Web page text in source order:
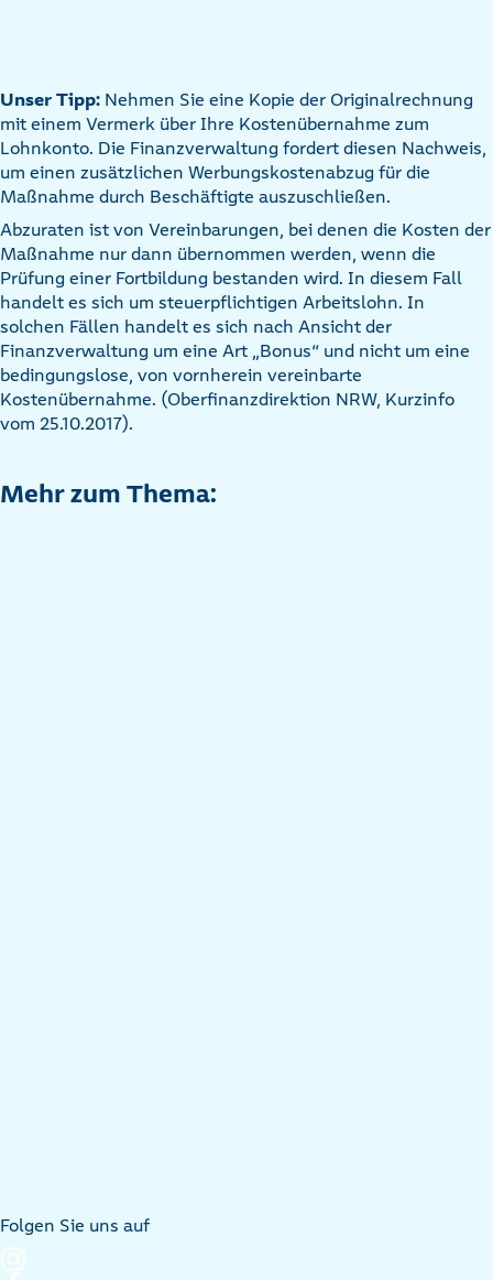
Unser Tipp: Nehmen Sie eine Kopie der Originalrechnung
mit einem Vermerk über Ihre Kostenübernahme zum
Lohnkonto. Die Finanzverwaltung fordert diesen Nachweis,
um einen zusätzlichen Werbungskostenabzug für die
Maßnahme durch Beschäftigte auszuschließen.
Abzuraten ist von Vereinbarungen, bei denen die Kosten der
Maßnahme nur dann übernommen werden, wenn die
Prüfung einer Fortbildung bestanden wird. In diesem Fall
handelt es sich um steuerpflichtigen Arbeitslohn. In
solchen Fällen handelt es sich nach Ansicht der
Finanzverwaltung um eine Art „Bonus“ und nicht um eine
bedingungslose, von vornherein vereinbarte
Kostenübernahme. (Oberfinanzdirektion NRW, Kurzinfo
vom 25.10.2017).
Mehr zum Thema:
Folgen Sie uns auf